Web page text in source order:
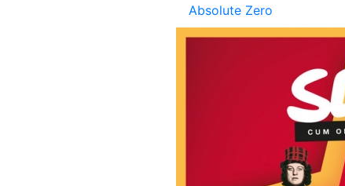
Absolute Zero